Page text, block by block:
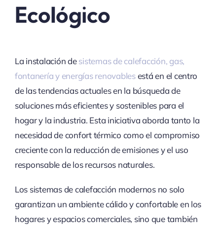
Ecológico
La instalación desistemas de calefacción, gas,
fontanería y energías renovablesestá en el centro
de las tendencias actuales en la búsqueda de
soluciones más eficientes y sostenibles para el
hogar y la industria. Esta iniciativa aborda tanto la
necesidad de confort térmico como el compromiso
creciente con la reducción de emisiones y el uso
responsable de los recursos naturales.
Los sistemas de calefacción modernos no solo
garantizan un ambiente cálido y confortable en los
hogares y espacios comerciales, sino que también